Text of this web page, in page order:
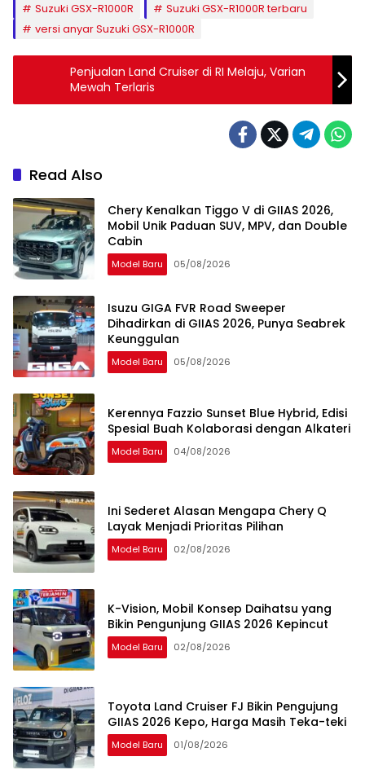
Suzuki GSX-R1000R
Suzuki GSX-R1000R terbaru
versi anyar Suzuki GSX-R1000R
Penjualan Land Cruiser di RI Melaju, Varian
Mewah Terlaris
Read Also
Chery Kenalkan Tiggo V di GIIAS 2026,
Mobil Unik Paduan SUV, MPV, dan Double
Cabin
Model Baru 05/08/2026
Isuzu GIGA FVR Road Sweeper
Dihadirkan di GIIAS 2026, Punya Seabrek
Keunggulan
Model Baru 05/08/2026
Kerennya Fazzio Sunset Blue Hybrid, Edisi
Spesial Buah Kolaborasi dengan Alkateri
Model Baru 04/08/2026
Ini Sederet Alasan Mengapa Chery Q
Layak Menjadi Prioritas Pilihan
Model Baru 02/08/2026
K-Vision, Mobil Konsep Daihatsu yang
Bikin Pengunjung GIIAS 2026 Kepincut
Model Baru 02/08/2026
Toyota Land Cruiser FJ Bikin Pengujung
GIIAS 2026 Kepo, Harga Masih Teka-teki
Model Baru 01/08/2026